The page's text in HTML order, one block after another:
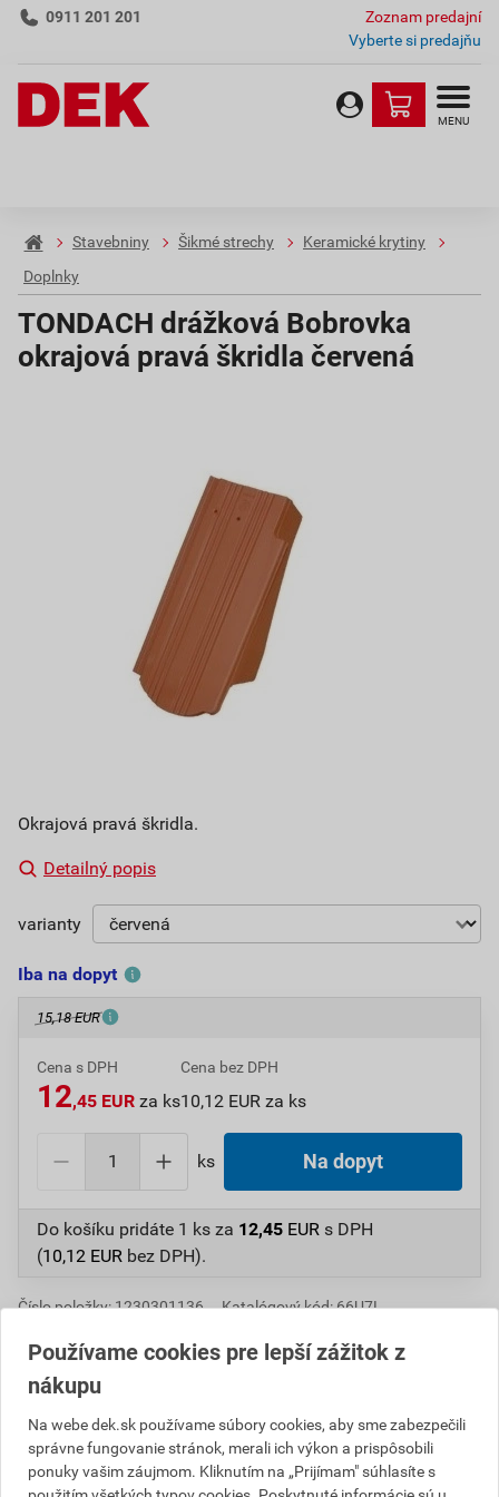
0911 201 201
Zoznam predajní
Vyberte si predajňu
MENU
Stavebniny Šikmé strechy
Keramické krytiny
Doplnky
TONDACH drážková Bobrovka
okrajová pravá škridla červená
Okrajová pravá škridla.
Detailný popis
varianty
Iba na dopyt
15,18 EUR
Cena s DPH
12,45 EUR za ks
Cena bez DPH
10,12 EUR za ks
ks Na dopyt
Do košíku pridáte 1 ks za 12,45 EUR s DPH
(10,12 EUR bez DPH).
Číslo položky:1230301136
Katalógový kód: 66U7L
Popis
Okrajová škridla chráni spodnú konštrukciu štítovej
Používame cookies pre lepší zážitok z
nákupu
Na webe dek.sk používame súbory cookies, aby sme zabezpečili
správne fungovanie stránok, merali ich výkon a prispôsobili
ponuky vašim záujmom. Kliknutím na „Prijímam" súhlasíte s